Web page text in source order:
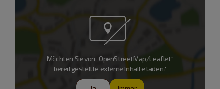
Möchten Sie von „OpenStreetMap/Leaflet“
bereitgestellte externe Inhalte laden?